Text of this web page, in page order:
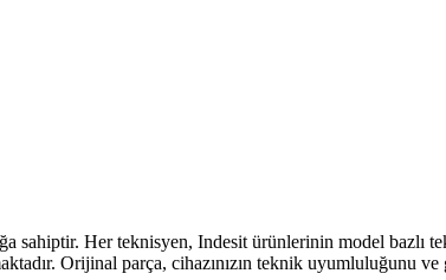
sahiptir. Her teknisyen, Indesit ürünlerinin model bazlı
Orijinal parça, cihazınızın teknik uyumluluğunu